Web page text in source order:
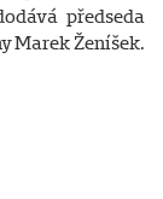
předseda
Marek Ženíšek.